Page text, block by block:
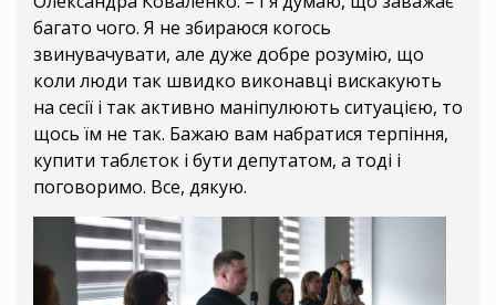
багато чого. Я не збираюся когось
звинувачувати, але дуже добре розумію, що
коли люди так швидко виконавці вискакують
на сесії і так активно маніпулюють ситуацією, то
щось їм не так. Бажаю вам набратися терпіння,
купити таблєток і бути депутатом, а тоді і
поговоримо. Все, дякую.